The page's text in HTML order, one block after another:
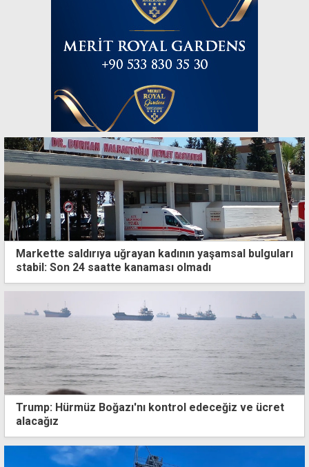
Markette saldırıya uğrayan kadının yaşamsal bulguları
stabil: Son 24 saatte kanaması olmadı
Trump: Hürmüz Boğazı'nı kontrol edeceğiz ve ücret
alacağız